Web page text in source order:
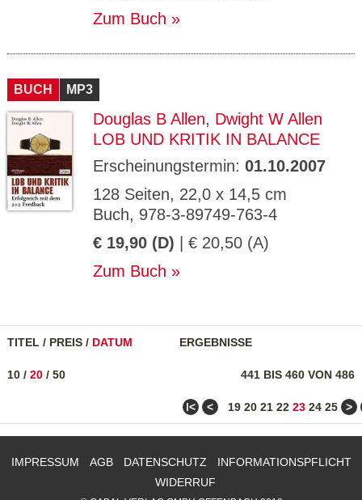
Zum Buch
BUCH MP3
Douglas B Allen, Dwight W Allen
LOB UND KRITIK IN BALANCE
Erscheinungstermin: 01.10.2007
128 Seiten, 22,0 x 14,5 cm
Buch, 978-3-89749-763-4
€ 19,90 (D) | € 20,50 (A)
Zum Buch
TITEL / PREIS / DATUM ERGEBNISSE
441 BIS 460 VON 486
10 / 20 / 50
ǀ< < 19 20 21 22 23 24 25 >
IMPRESSUM AGB DATENSCHUTZ
INFORMATIONSPFLICHT
WIDERRUF